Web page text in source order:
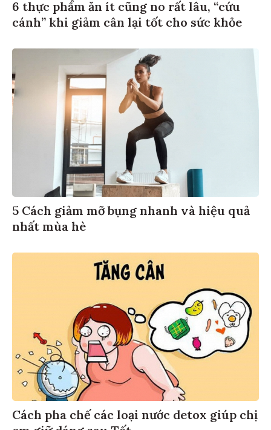
6 thực phẩm ăn ít cũng no rất lâu, “cứu
cánh” khi giảm cân lại tốt cho sức khỏe
5 Cách giảm mỡ bụng nhanh và hiệu quả
nhất mùa hè
Cách pha chế các loại nước detox giúp chị